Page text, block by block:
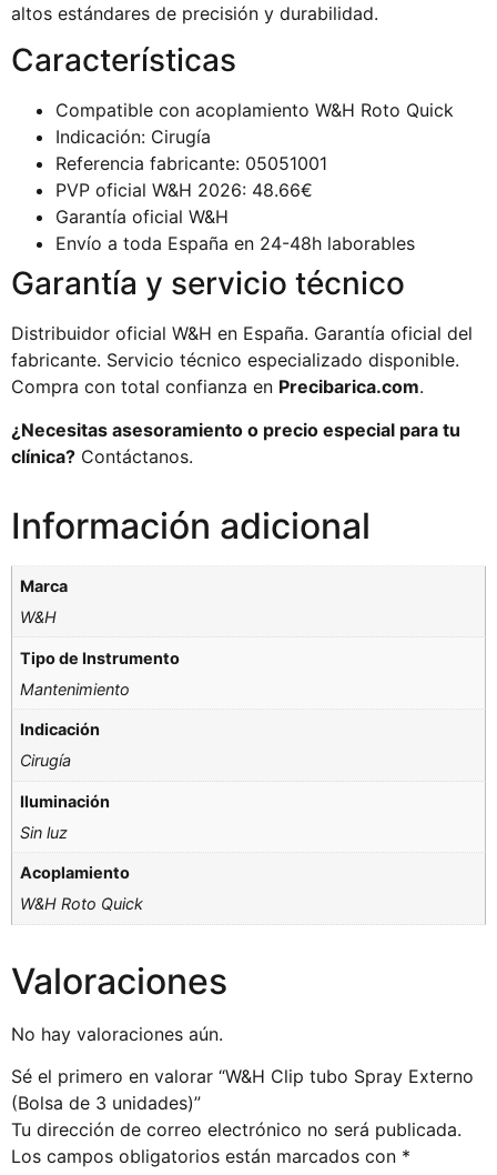
altos estándares de precisión y durabilidad.
Características
Compatible con acoplamiento W&H Roto Quick
Indicación: Cirugía
Referencia fabricante: 05051001
PVP oficial W&H 2026: 48.66€
Garantía oficial W&H
Envío a toda España en 24-48h laborables
Garantía y servicio técnico
Distribuidor oficial W&H en España. Garantía oficial del
fabricante. Servicio técnico especializado disponible.
Compra con total confianza en Precibarica.com.
¿Necesitas asesoramiento o precio especial para tu
clínica? Contáctanos.
Información adicional
Marca
W&H
Tipo de Instrumento
Mantenimiento
Indicación
Cirugía
Iluminación
Sin luz
Acoplamiento
W&H Roto Quick
Valoraciones
No hay valoraciones aún.
Sé el primero en valorar “W&H Clip tubo Spray Externo
(Bolsa de 3 unidades)”
Tu dirección de correo electrónico no será publicada.
Los campos obligatorios están marcados con *